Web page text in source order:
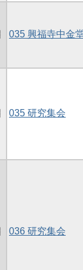
035 興福寺中金
035 研究集会
036 研究集会